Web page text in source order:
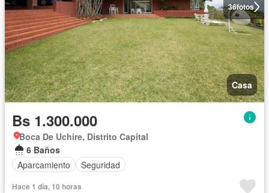
36fotos
Casa
Bs 1.300.000
Boca De Uchire, Distrito Capital
6 Baños
Aparcamiento
Seguridad
Hace 1 día, 10 horas